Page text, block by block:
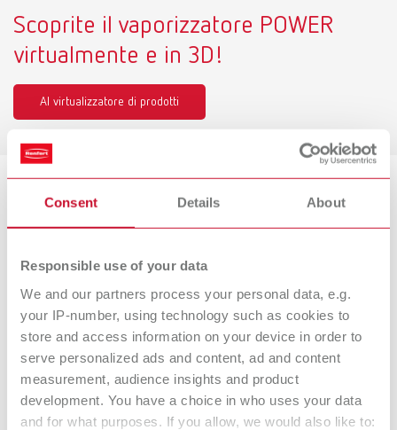
Consent Details About
Responsible use of your data
We and our partners process your personal data, e.g.
your IP-number, using technology such as cookies to
store and access information on your device in order to
serve personalized ads and content, ad and content
measurement, audience insights and product
development. You have a choice in who uses your data
and for what purposes. If you allow, we would also like to:
Scoprite il vaporizzatore POWER
virtualmente e in 3D!
Al virtualizzatore di prodotti
Varianti di prodotti
POWER steamer 2, 230 V
Codice articolo 18460000
1 vaporiera, 1 tappo del serbatoio, 1 Quick Start Guide, 1 strumento tappo
di revisione, 1 set di guarnizioni, 1 tubo flessibile dell'acqua